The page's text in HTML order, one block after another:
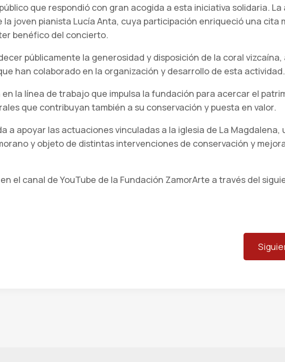
que respondió con gran acogida a esta iniciativa solidaria.
joven pianista Lucía Anta, cuya participación enriqueció una cita
benéfico del concierto.
públicamente la generosidad y disposición de la coral vizcaína,
han colaborado en la organización y desarrollo de esta actividad.
la línea de trabajo que impulsa la fundación para acercar el
que contribuyan también a su conservación y puesta en valor.
a apoyar las actuaciones vinculadas a la iglesia de La Magdalena,
y objeto de distintas intervenciones de conservación y
el canal de YouTube de la Fundación ZamorArte a través del